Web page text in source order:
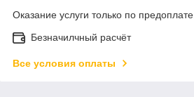
Оказание услуги только по предоплате.
Безначилчный расчёт
Все условия оплаты